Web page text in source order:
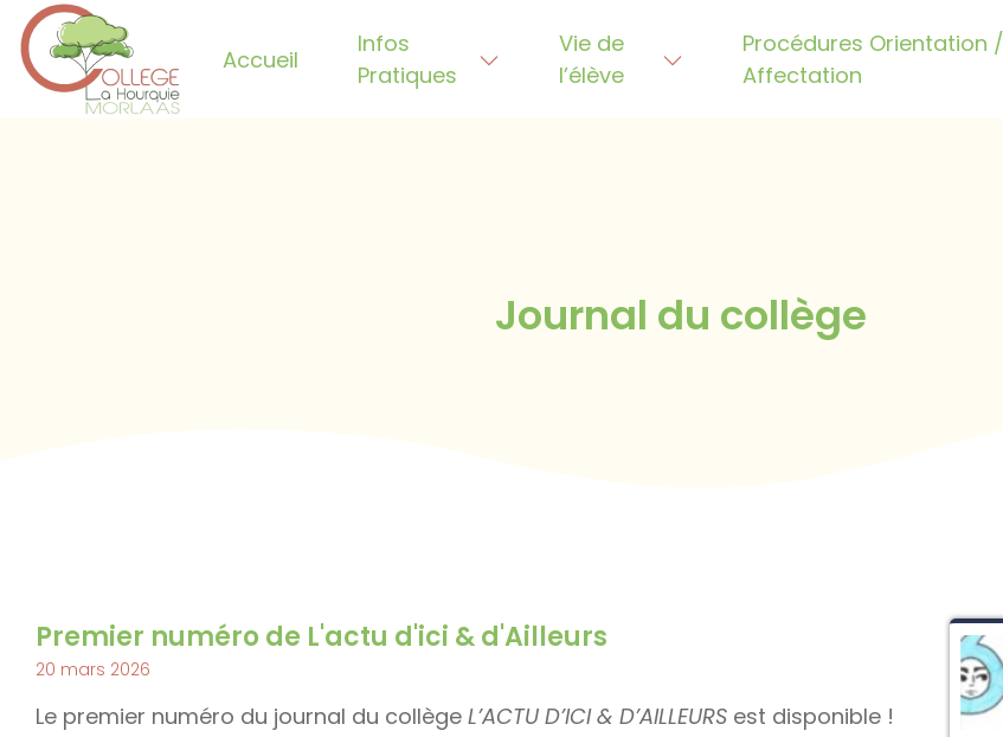
Accueil
Infos
Pratiques
Vie de
l’élève
Procédures Orientation /
Affectation
Journal du collège
Premier numéro de L'actu d'ici & d'Ailleurs
20 mars 2026
Le premier numéro du journal du collège L’ACTU D’ICI & D’AILLEURS est disponible !